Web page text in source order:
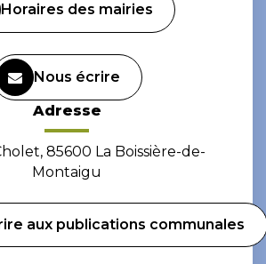
Horaires des mairies
Nous écrire
Adresse
85600 La Boissière-de-
Montaigu
aux publications communales